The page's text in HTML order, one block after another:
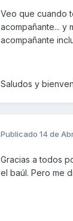
Veo que cuando
acompañante... y
acompañante
Saludos y
Publicado 14 de
Gracias a todos
el baúl. Pero me